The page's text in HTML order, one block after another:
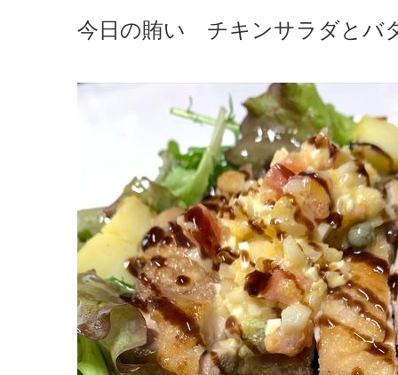
今日の賄い チキンサラダとバ